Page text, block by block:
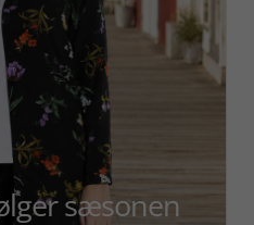
sæsonen